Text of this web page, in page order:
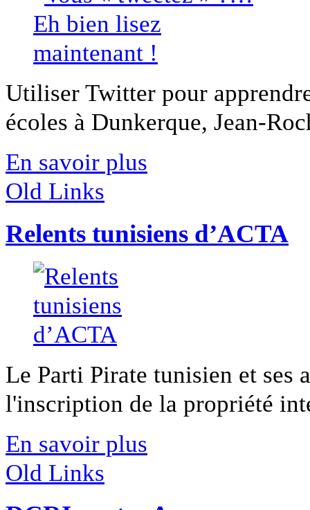
Utiliser Twitter pour
écoles à Dunkerque, Jean-
En savoir plus
Old Links
Relents tunisiens d’ACTA
Le Parti Pirate tunisien et ses
l'inscription de la propriété
En savoir plus
Old Links